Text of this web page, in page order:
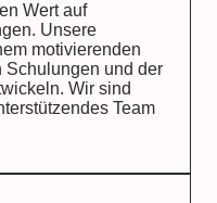
Wert auf
Unsere
motivierenden
Schulungen und der
Wir sind
Team